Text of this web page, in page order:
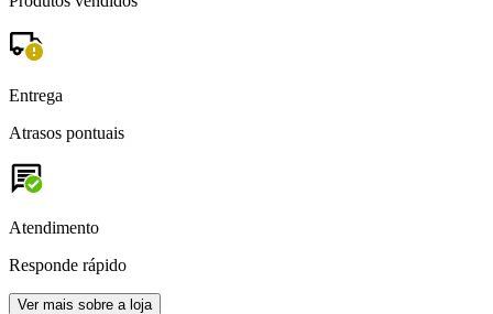
Entrega
Atrasos pontuais
Atendimento
Responde rápido
Ver mais sobre a loja